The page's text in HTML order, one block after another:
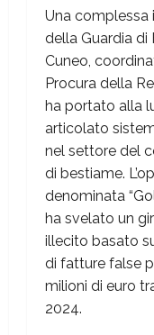
Una complessa
della Guardia di
Cuneo,
Procura della
ha portato alla
articolato
nel settore del
di bestiame.
denominata
ha svelato un
illecito basato
di fatture false
milioni di euro
2024.